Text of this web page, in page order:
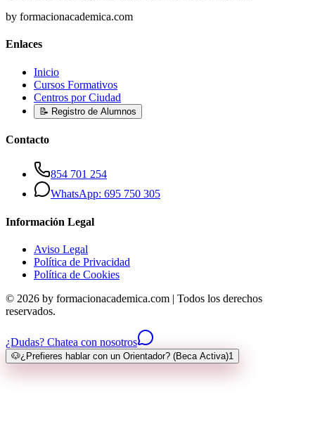
by formacionacademica.com
Enlaces
Inicio
Cursos Formativos
Centros por Ciudad
📝 Registro de Alumnos
Contacto
854 701 254
WhatsApp: 695 750 305
Información Legal
Aviso Legal
Política de Privacidad
Política de Cookies
© 2026 by formacionacademica.com | Todos los derechos
reservados.
¿Dudas? Chatea con nosotros
🐶¿Prefieres hablar con un Orientador? (Beca Activa)1